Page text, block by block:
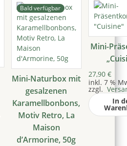
Bald verfügbar
Mini-Naturbox mit
gesalzenen
Karamellbonbons,
Motiv Retro, La
Maison
d’Armorine, 50g
Mini-
27,90 €
inkl. 7 %
zzgl.
In